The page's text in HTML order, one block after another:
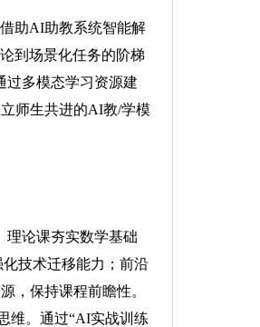
助AI助教系统智能解
到场景化任务的阶梯
过多模态学习资源建
师生共进的AI教/学模
论课夯实数学基础
技术迁移能力；前沿
，保持课程前瞻性。
维。通过“AI实战训练